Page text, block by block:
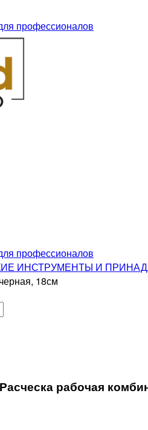
профессионалов
профессионалов
ИНСТРУМЕНТЫ И
18см
рабочая